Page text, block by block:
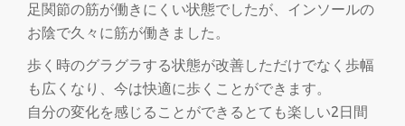
足関節の筋が働きにくい状態でしたが、インソールの
お陰で久々に筋が働きました。
歩く時のグラグラする状態が改善しただけでなく歩幅
も広くなり、今は快適に歩くことができます。
自分の変化を感じることができるとても楽しい2日間